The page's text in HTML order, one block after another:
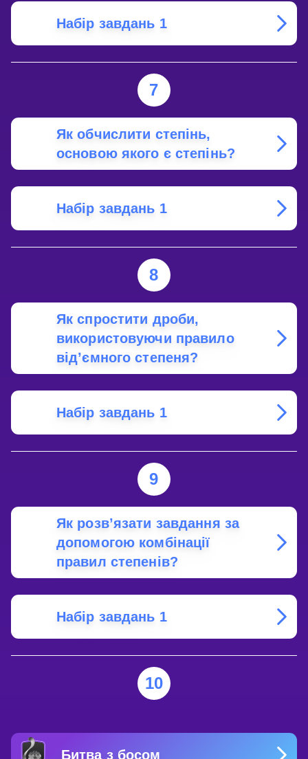
Набір завдань 1
7
Як обчислити степінь,
основою якого є степінь?
Набір завдань 1
8
Як спростити дроби,
використовуючи правило
від’ємного степеня?
Набір завдань 1
9
Як розв’язати завдання за
допомогою комбінації
правил степенів?
Набір завдань 1
10
Битва з босом